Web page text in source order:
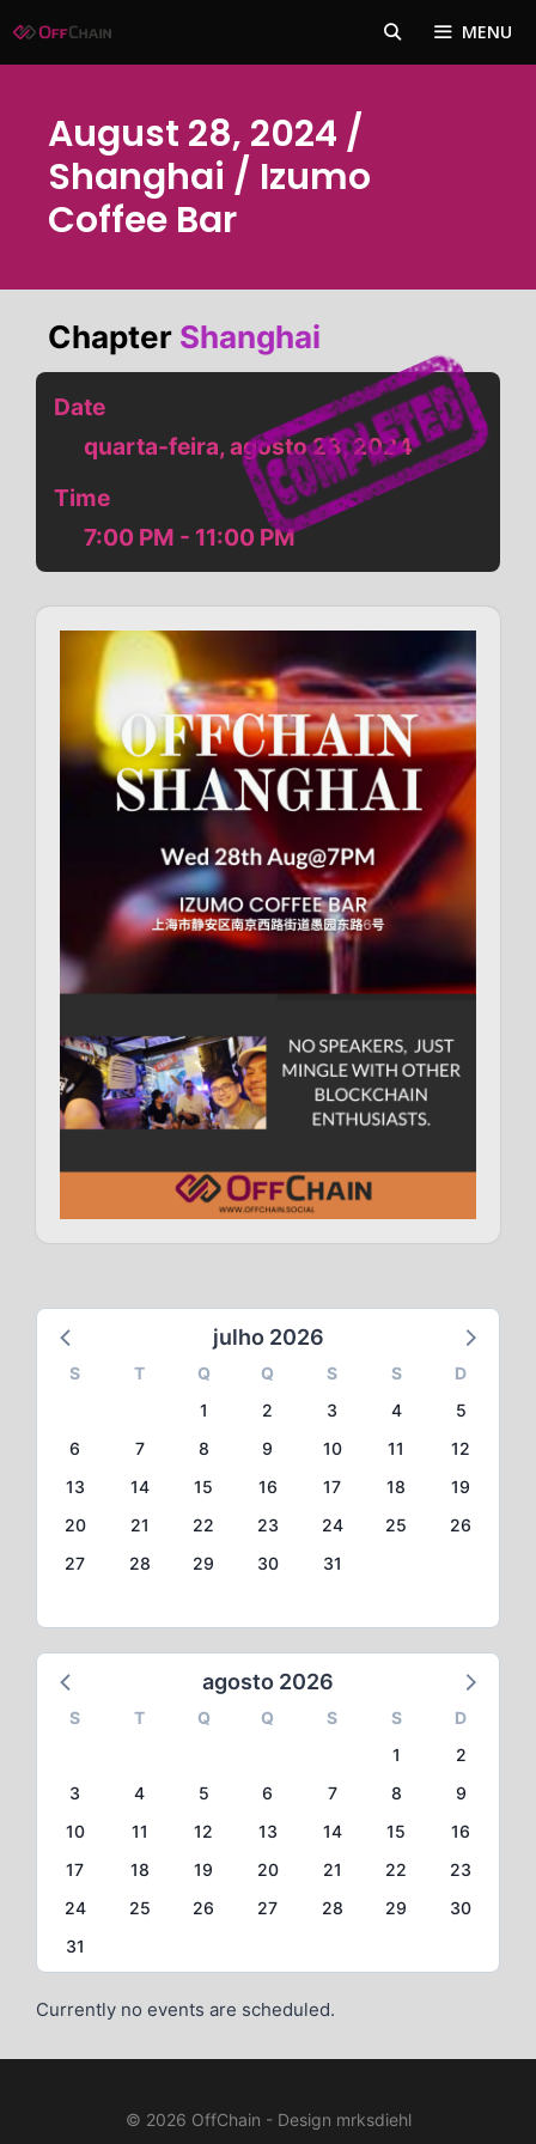
para
MENU
August 28, 2024 /
Shanghai / Izumo
Coffee Bar
Chapter Shanghai
Date
quarta-feira, agosto 28, 2024
Time
7:00 PM - 11:00 PM
julho 2026
S T Q Q S S
D
1
2 3 4
5
6
7 8 9 10 11
12
13
14 15 16 17 18
19
20
21 22 23 24 25
26
27
28 29 30 31
agosto 2026
S T Q Q S S
D
1
2
3
4 5 6 7 8
9
10
11 12 13 14 15
16
17
18 19 20 21 22
23
24
25 26 27 28 29
30
31
Currently no events are scheduled.
© 2026 OffChain - Design mrksdiehl